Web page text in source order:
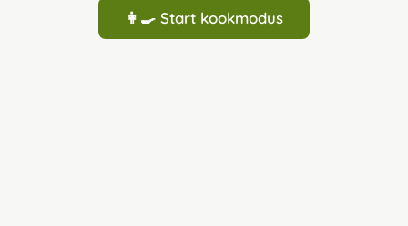
👩‍🍳 Start kookmodus